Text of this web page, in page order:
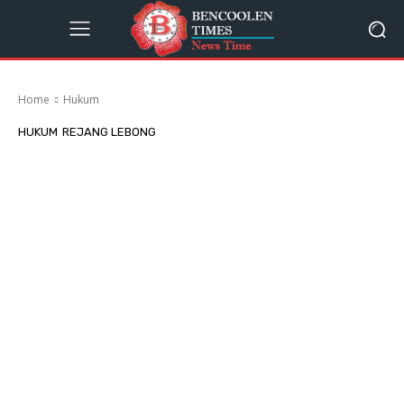
Home Hukum
HUKUM REJANG LEBONG